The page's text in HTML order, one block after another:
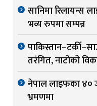
सानिमा रिलायन्स
भव्य रुपमा सम्पन्न
तरंगित, नाटोको
नेपाल लाइफका ४०
भ्रमणमा